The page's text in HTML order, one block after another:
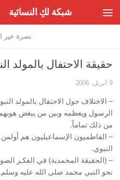
شبكة لكِ النسائية
نصرة خير
حقيقة الاحتفال بالمولد
9 أبريل، 2006
– الاختلاف حول الاحتفال بالمولد
الرسول ويعظمه وبين من يبغض
من ذلك تماماً.
– الفاطميون الإسماعيليون هم أولمن
النبوي.
– (الحقيقة المحمدية) في الفكـر
نحو النبي محمد صلى الله عليه وسلم.